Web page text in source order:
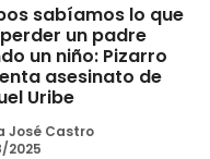
sabíamos lo que
un padre
un niño: Pizarro
asesinato de
Uribe
José Castro
2025